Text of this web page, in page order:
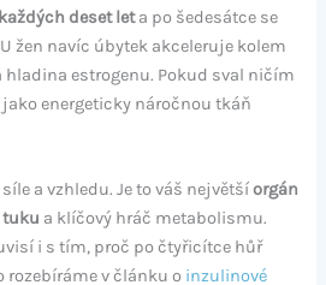
deset leta po šedesátce se
žen navíc úbytek akceleruje kolem
hladina estrogenu. Pokud sval ničím
energeticky náročnou tkáň
a vzhledu. Je to váš největšíorgán
tuku a klíčový hráč metabolismu.
i s tím, proč po čtyřicítce hůř
rozebíráme v článku o inzulinové